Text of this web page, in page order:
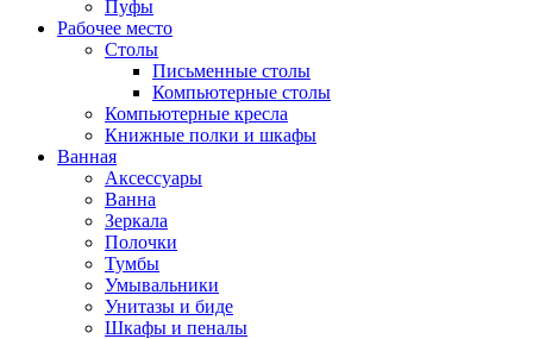
Пуфы
Рабочее место
Столы
Письменные столы
Компьютерные столы
Компьютерные кресла
Книжные полки и шкафы
Ванная
Аксессуары
Ванна
Зеркала
Полочки
Тумбы
Умывальники
Унитазы и биде
Шкафы и пеналы